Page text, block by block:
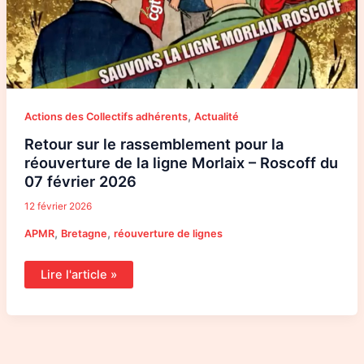
Actions des Collectifs adhérents, Actualité
Retour sur le rassemblement pour la
réouverture de la ligne Morlaix – Roscoff du
07 février 2026
12 février 2026
APMR, Bretagne, réouverture de lignes
Lire l'article »